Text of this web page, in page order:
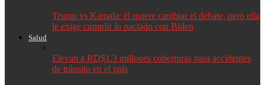
Trump vs Kamala: él quiere cambiar el debate, pero ella
le exige cumplir lo pactado con Biden
Salud
Elevan a RD$1.3 millones coberturas para accidentes
de tránsito en el país